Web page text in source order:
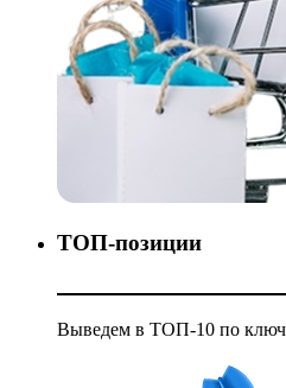
ТОП-позиции
Выведем в ТОП-10 по